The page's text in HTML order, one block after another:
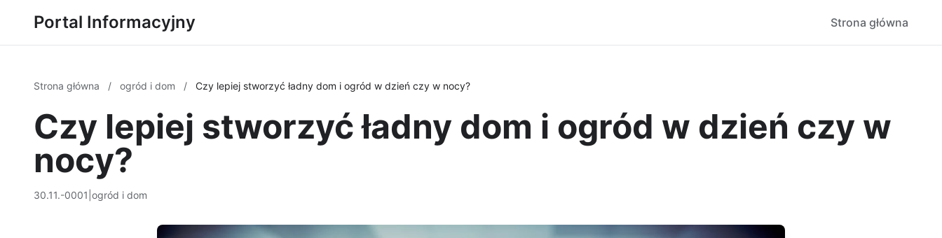
Portal Informacyjny Strona główna
Strona główna / ogród i dom / Czy lepiej stworzyć ładny dom i ogród w dzień czy w nocy?
Czy lepiej stworzyć ładny dom i ogród w dzień czy w
nocy?
30.11.-0001 ogród i dom